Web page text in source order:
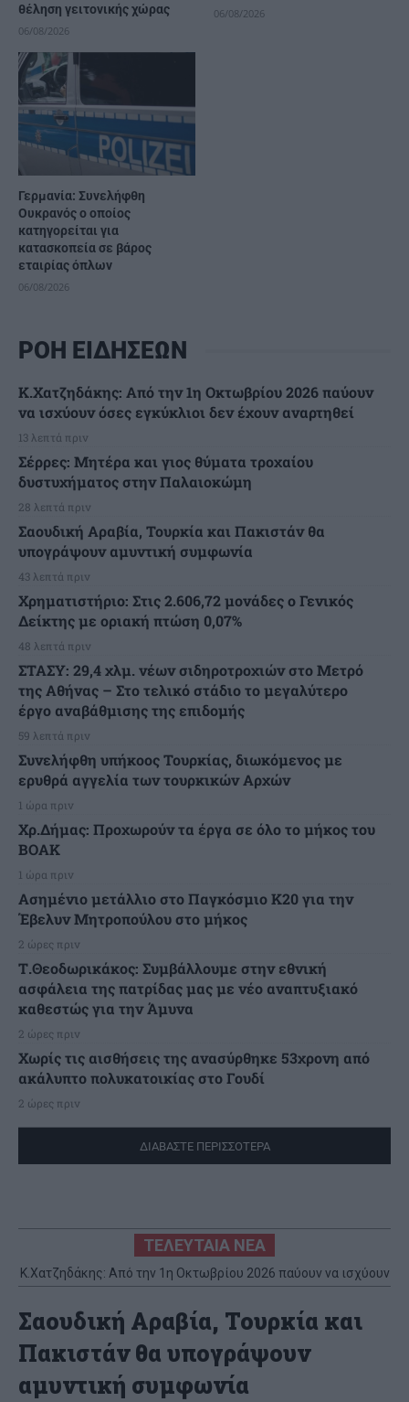
θέληση γειτονικής χώρας
06/08/2026
06/08/2026
Γερμανία: Συνελήφθη
Ουκρανός ο οποίος
κατηγορείται για
κατασκοπεία σε βάρος
εταιρίας όπλων
06/08/2026
ΡΟΗ ΕΙΔΗΣΕΩΝ
Κ.Χατζηδάκης: Από την 1η Οκτωβρίου 2026 παύουν
να ισχύουν όσες εγκύκλιοι δεν έχουν αναρτηθεί
13 λεπτά πριν
Σέρρες: Μητέρα και γιος θύματα τροχαίου
δυστυχήματος στην Παλαιοκώμη
28 λεπτά πριν
Σαουδική Αραβία, Τουρκία και Πακιστάν θα
υπογράψουν αμυντική συμφωνία
43 λεπτά πριν
Χρηματιστήριο: Στις 2.606,72 μονάδες ο Γενικός
Δείκτης με οριακή πτώση 0,07%
48 λεπτά πριν
ΣΤΑΣΥ: 29,4 χλμ. νέων σιδηροτροχιών στο Μετρό
της Αθήνας – Στο τελικό στάδιο το μεγαλύτερο
έργο αναβάθμισης της επιδομής
59 λεπτά πριν
Συνελήφθη υπήκοος Τουρκίας, διωκόμενος με
ερυθρά αγγελία των τουρκικών Αρχών
1 ώρα πριν
Χρ.Δήμας: Προχωρούν τα έργα σε όλο το μήκος του
ΒΟΑΚ
1 ώρα πριν
Ασημένιο μετάλλιο στο Παγκόσμιο Κ20 για την
Έβελυν Μητροπούλου στο μήκος
2 ώρες πριν
Τ.Θεοδωρικάκος: Συμβάλλουμε στην εθνική
ασφάλεια της πατρίδας μας με νέο αναπτυξιακό
καθεστώς για την Άμυνα
2 ώρες πριν
Χωρίς τις αισθήσεις της ανασύρθηκε 53χρονη από
ακάλυπτο πολυκατοικίας στο Γουδί
2 ώρες πριν
ΔΙΑΒΑΣΤΕ ΠΕΡΙΣΣΟΤΕΡΑ